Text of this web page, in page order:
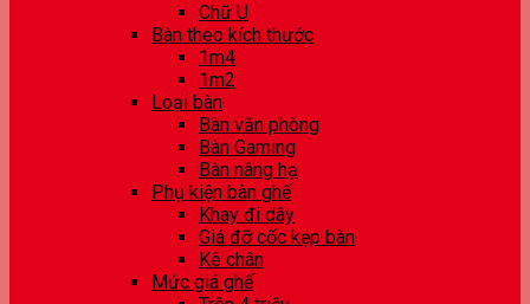
Chữ U
Bàn theo kích thước
1m4
1m2
Loại bàn
Bàn văn phòng
Bàn Gaming
Bàn nâng hạ
Phụ kiện bàn ghế
Khay đi dây
Giá đỡ cốc kẹp bàn
Kê chân
Mức giá ghế